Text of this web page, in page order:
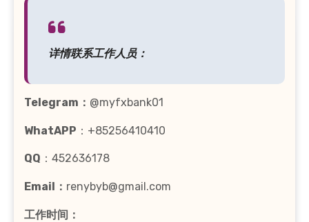
详情联系工作人员：
Telegram： @myfxbank01
WhatAPP ：+85256410410
QQ ：452636178
Email： renybyb@gmail.com
工作时间：